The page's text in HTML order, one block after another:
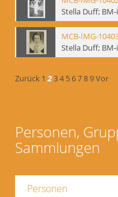
Stella Duff; BM-
MCB-IMG-
Stella Duff;
Zurück 1 234 56789Vor
Personen,
Sammlungen
Personen